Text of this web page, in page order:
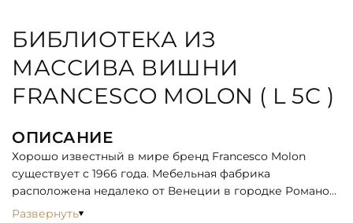
БИБЛИОТЕКА ИЗ
МАССИВА ВИШНИ
FRANCESCO MOLON ( L 5C )
ОПИСАНИЕ
Хорошо известный в мире бренд Francesco Molon
существует с 1966 года. Мебельная фабрика
расположена недалеко от Венеции в городке Романо
д'Эццелино. Её основатель - Francesco Molon -
Развернуть